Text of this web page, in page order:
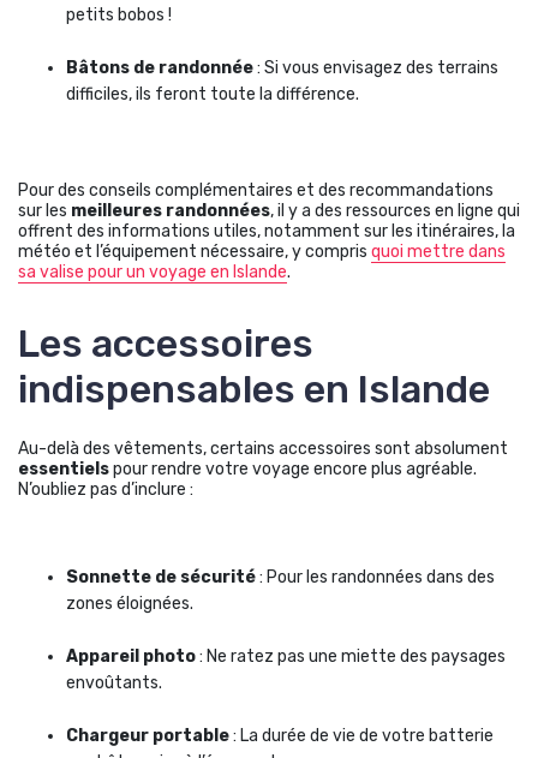
petits bobos !
Bâtons de randonnée: Si vous envisagez des terrains
difficiles, ils feront toute la différence.
Pour des conseils complémentaires et des recommandations
sur les meilleures randonnées, il y a des ressources en ligne qui
offrent des informations utiles, notamment sur les itinéraires, la
météo et l’équipement nécessaire, y compris quoi mettre dans
sa valise pour un voyage en Islande.
Les accessoires
indispensables en Islande
Au-delà des vêtements, certains accessoires sont absolument
essentielspour rendre votre voyage encore plus agréable.
N’oubliez pas d’inclure :
Sonnette de sécurité: Pour les randonnées dans des
zones éloignées.
Appareil photo: Ne ratez pas une miette des paysages
envoûtants.
Chargeur portable: La durée de vie de votre batterie